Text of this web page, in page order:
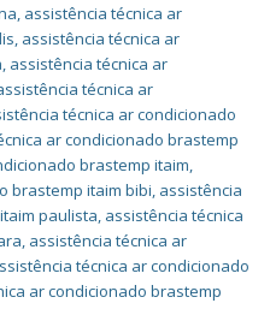
, assistência técnica ar
, assistência técnica ar
, assistência técnica ar
técnica ar
técnica ar condicionado
ar condicionado brastemp
brastemp itaim,
brastemp itaim bibi, assistência
paulista, assistência técnica
, assistência técnica ar
técnica ar condicionado
ar condicionado brastemp